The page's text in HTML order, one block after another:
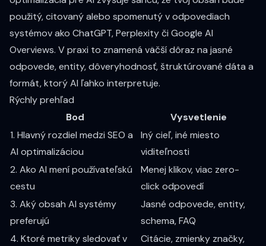
použitý, citovaný alebo spomenutý v odpovediach
systémov ako ChatGPT, Perplexity či Google AI
Overviews. V praxi to znamená väčší dôraz na jasné
odpovede, entity, dôveryhodnosť, štruktúrované dáta a
formát, ktorý AI ľahko interpretuje.
Rýchly prehľad
Bod
Vysvetlenie
1. Hlavný rozdiel medzi SEO a
AI optimalizáciou
Iný cieľ, iné miesto
viditeľnosti
2. Ako AI mení používateľskú
cestu
Menej klikov, viac zero-
click odpovedí
3. Aký obsah AI systémy
preferujú
Jasné odpovede, entity,
schema, FAQ
4. Ktoré metriky sledovať v
Citácie, zmienky značky,